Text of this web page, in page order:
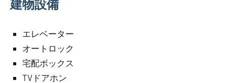
建物設備
エレベーター
オートロック
宅配ボックス
TVドアホン